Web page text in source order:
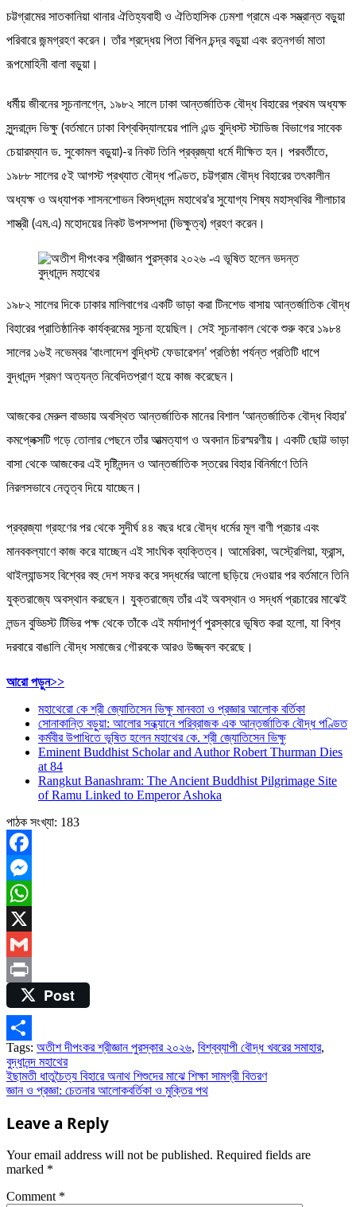
চট্টগ্রামের সাতকানিয়া থানার ঐতিহ্যবাহী ও ঐতিহাসিক ঢেমশা গ্রামে এক সম্ভ্রান্ত বড়ুয়া
পরিবারে জন্মগ্রহণ করেন। তাঁর শ্রদ্ধেয় পিতা বিপিন চন্দ্র বড়ুয়া এবং রত্নগর্ভা মাতা
রূপমোহিনী বালা বড়ুয়া।
ধর্মীয় জীবনের সূচনালগ্নে, ১৯৮২ সালে ঢাকা আন্তর্জাতিক বৌদ্ধ বিহারের প্রথম অধ্যক্ষ
সুন্দরানন্দ ভিক্ষু (বর্তমানে ঢাকা বিশ্ববিদ্যালয়ের পালি এন্ড বুদ্ধিস্ট স্টাডিজ বিভাগের সাবেক
চেয়ারম্যান ড. সুকোমল বড়ুয়া)-র নিকট তিনি প্রব্রজ্যা ধর্মে দীক্ষিত হন। পরবর্তীতে,
১৯৮৮ সালের ৫ই আগস্ট প্রখ্যাত বৌদ্ধ পণ্ডিত, চট্টগ্রাম বৌদ্ধ বিহারের তৎকালীন
অধ্যক্ষ ও অধ্যাপক শাসনশোভন বিশুদ্ধানন্দ মহাথের’র সুযোগ্য শিষ্য মহাস্থবির শীলাচার
শাস্ত্রী (এম.এ) মহোদয়ের নিকট উপসম্পদা (ভিক্ষুত্ব) গ্রহণ করেন।
১৯৮২ সালের দিকে ঢাকার মালিবাগের একটি ভাড়া করা টিনশেড বাসায় আন্তর্জাতিক বৌদ্ধ
বিহারের প্রাতিষ্ঠানিক কার্যক্রমের সূচনা হয়েছিল। সেই সূচনাকাল থেকে শুরু করে ১৯৮৪
সালের ১৬ই নভেম্বর ‘বাংলাদেশ বুদ্ধিস্ট ফেডারেশন’ প্রতিষ্ঠা পর্যন্ত প্রতিটি ধাপে
বুদ্ধানন্দ শ্রমণ অত্যন্ত নিবেদিতপ্রাণ হয়ে কাজ করেছেন।
আজকের মেরুল বাড্ডায় অবস্থিত আন্তর্জাতিক মানের বিশাল ‘আন্তর্জাতিক বৌদ্ধ বিহার’
কমপ্লেক্সটি গড়ে তোলার পেছনে তাঁর আত্মত্যাগ ও অবদান চিরস্মরণীয়। একটি ছোট্ট ভাড়া
বাসা থেকে আজকের এই দৃষ্টিনন্দন ও আন্তর্জাতিক স্তরের বিহার বিনির্মাণে তিনি
নিরলসভাবে নেতৃত্ব দিয়ে যাচ্ছেন।
প্রব্রজ্যা গ্রহণের পর থেকে সুদীর্ঘ ৪৪ বছর ধরে বৌদ্ধ ধর্মের মূল বাণী প্রচার এবং
মানবকল্যাণে কাজ করে যাচ্ছেন এই সাংঘিক ব্যক্তিত্ব। আমেরিকা, অস্ট্রেলিয়া, ফ্রান্স,
থাইল্যান্ডসহ বিশ্বের বহু দেশ সফর করে সদ্ধর্মের আলো ছড়িয়ে দেওয়ার পর বর্তমানে তিনি
যুক্তরাজ্যে অবস্থান করছেন। যুক্তরাজ্যে তাঁর এই অবস্থান ও সদ্ধর্ম প্রচারের মাঝেই
লন্ডন বুড্ডিস্ট টিভির পক্ষ থেকে তাঁকে এই মর্যাদাপূর্ণ পুরস্কারে ভূষিত করা হলো, যা বিশ্ব
দরবারে বাঙালি বৌদ্ধ সমাজের গৌরবকে আরও উজ্জ্বল করেছে।
আরো পড়ুন>>:
দীপংকর
শ্রীজ্ঞান
পুরস্কার
২০২৬
ভূষিত
হলেন
বুদ্ধানন্দ
মহাথেরো কে শ্রী জ্যোতিসেন ভিক্ষু মানবতা ও প্রজ্ঞার আলোক বর্তিকা
সোনাকান্তি বড়ুয়া: আলোর সন্ধ্যানে পরিব্রাজক এক আন্তর্জাতিক বৌদ্ধ পণ্ডিত
কর্মবীর উপাধিতে ভূষিত হলেন মহাথের কে. শ্রী জ্যোতিসেন ভিক্ষু
Eminent Buddhist Scholar and Author Robert Thurman Dies
at 84
Rangkut Banashram: The Ancient Buddhist Pilgrimage Site
of Ramu Linked to Emperor Ashoka
পাঠক সংখ্যা: 183
Facebook
Messenger
WhatsApp
X
Gmail
Print
Post
Share
Tags: অতীশ দীপংকর শ্রীজ্ঞান পুরস্কার ২০২৬, বিশ্বব্যাপী বৌদ্ধ খবরের সমাহার,
বুদ্ধানন্দ মহাথের
Post
ইছামতী ধাতুচৈত্য বিহারে অনাথ শিশুদের মাঝে শিক্ষা সামগ্রী বিতরণ
জ্ঞান ও প্রজ্ঞা: চেতনার আলোকবর্তিকা ও মুক্তির পথ
Leave a Reply
Your email address will not be published. Required fields are
marked *
Comment *